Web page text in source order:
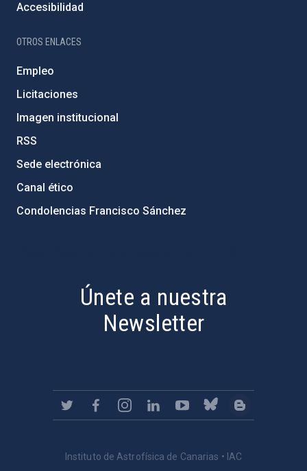
Accesibilidad
OTROS ENLACES
Empleo
Licitaciones
Imagen institucional
RSS
Sede electrónica
Canal ético
Condolencias Francisco Sánchez
Únete a nuestra
Newsletter
Instituto de Astrofísica de Canarias • IAC